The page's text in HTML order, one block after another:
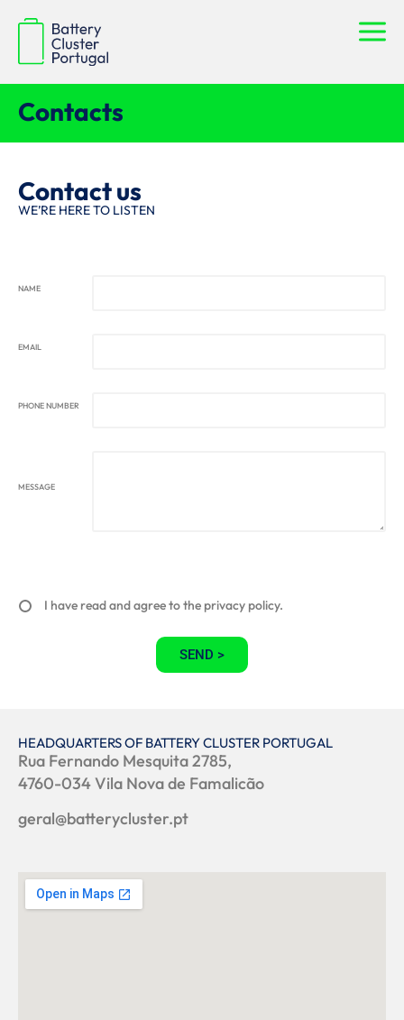
Contacts
Contact us
WE’RE HERE TO LISTEN
NAME
EMAIL
PHONE NUMBER
MESSAGE
I have read and agree to the privacy policy.
SEND >
HEADQUARTERS OF BATTERY CLUSTER PORTUGAL
Rua Fernando Mesquita 2785,
4760-034 Vila Nova de Famalicão
geral@batterycluster.pt